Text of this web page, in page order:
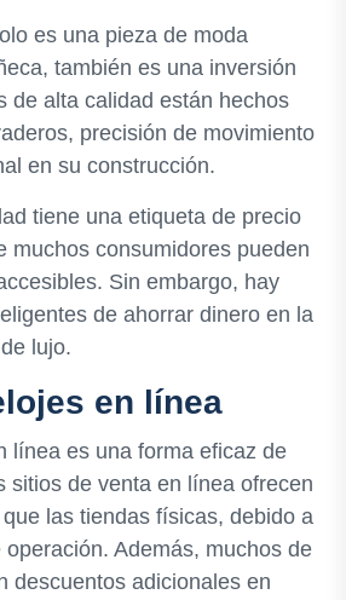
es una pieza de moda
también es una inversión
de alta calidad están hechos
precisión de movimiento
en su construcción.
tiene una etiqueta de precio
muchos consumidores pueden
Sin embargo, hay
de ahorrar dinero en la
lujo.
en línea
línea es una forma eficaz de
sitios de venta en línea ofrecen
las tiendas físicas, debido a
Además, muchos de
descuentos adicionales en